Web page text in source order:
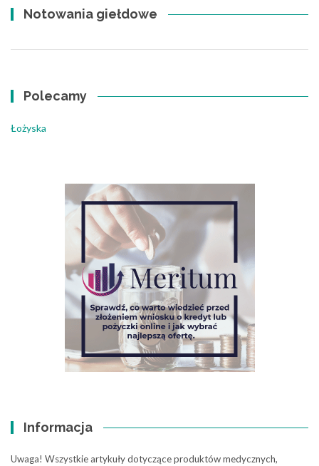
Notowania giełdowe
Polecamy
Łożyska
Informacja
Uwaga! Wszystkie artykuły dotyczące produktów medycznych,